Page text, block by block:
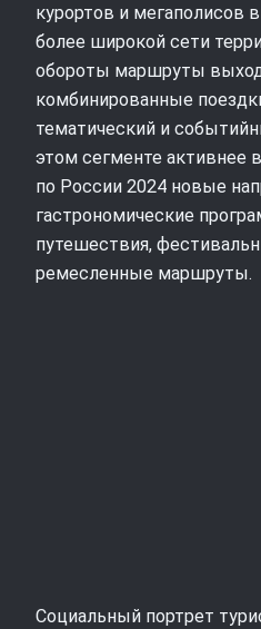
курортов и мегаполисов
более широкой сети
обороты маршруты
комбинированные
тематический и
этом сегменте активнее
по России 2024 новые
гастрономические
путешествия,
ремесленные маршруты.
Социальный портрет